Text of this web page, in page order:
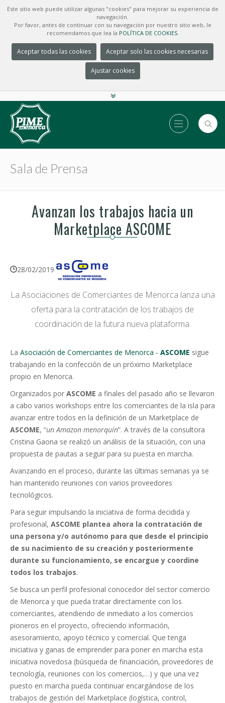
Este sitio web puede utilizar algunas "cookies" para mejorar su experiencia de
navegación.
Por favor, antes de continuar con su navegación por nuestro sitio web, le
recomendamos que lea la POLÍTICA DE COOKIES.
Aceptar todas las cookies Aceptar solo las cookies necesarias
Ajustar cookies
Sala de Prensa
Avanzan los trabajos hacia un
Marketplace ASCOME
28/02/2019
La Asociaciones de Comerciantes de Menorca lanza una
oferta para la contratación de los trabajos de
coordinación de la futura nueva plataforma.
La Asociación de Comerciantes de Menorca - ASCOME sigue
trabajando en la confección de un próximo Marketplace
propio en Menorca.
Organizados por ASCOME a finales del pasado año se llevaron
a cabo varios workshops entre los comerciantes de la isla para
avanzar entre todos en la definición de un Marketplace de
ASCOME, “un Amazon menorquín”. A través de la consultora
Cristina Gaona se realizó un análisis de la situación, con una
propuesta de pautas a seguir para su puesta en marcha.
Avanzando en el proceso, durante las últimas semanas ya se
han mantenido reuniones con varios proveedores
tecnológicos.
Para seguir impulsando la iniciativa de forma decidida y
profesional, ASCOME plantea ahora la contratación de
una persona y/o autónomo para que desde el principio
de su nacimiento de su creación y posteriormente
durante su funcionamiento, se encargue y coordine
todos los trabajos.
Se busca un perfil profesional conocedor del sector comercio
de Menorca y que pueda tratar directamente con los
comerciantes, atendiendo de inmediato a los comercios
pioneros en el proyecto, ofreciendo información,
asesoramiento, apoyo técnico y comercial. Que tenga
iniciativa y ganas de emprender para poner en marcha esta
iniciativa novedosa (búsqueda de financiación, proveedores de
tecnología, reuniones con los comercios,…) y que una vez
puesto en marcha pueda continuar encargándose de los
trabajos de gestión del Marketplace (logística, control,